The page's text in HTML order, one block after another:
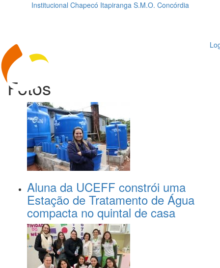
Institucional Chapecó Itapiranga S.M.O. Concórdia
Fotos
Aluna da UCEFF constrói uma
Estação de Tratamento de Água
compacta no quintal de casa